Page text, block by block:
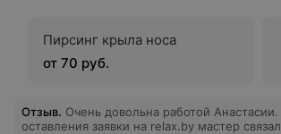
Пирсинг крыла носа
от 70 руб.
Отзыв. Очень довольна работой
оставления заявки на relax.by мастер